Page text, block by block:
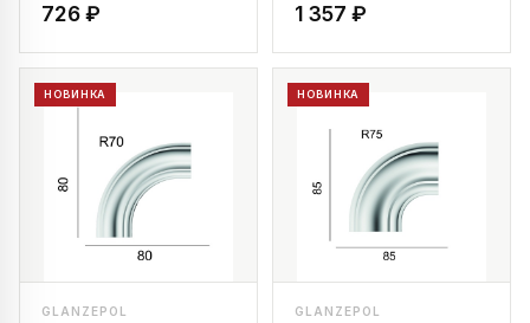
726 ₽ 1 357 ₽
НОВИНКА
GLANZEPOL
НОВИНКА
GLANZEPOL